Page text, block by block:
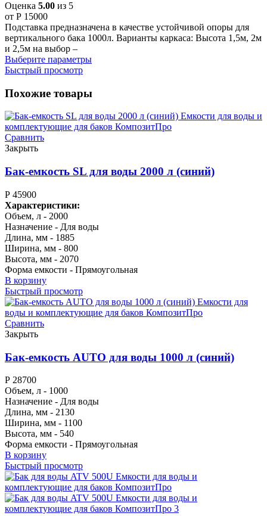
Оценка 5.00 из 5
от Р 15000
Подставка предназначена в качестве устойчивой опоры для
вертикального бака 1000л. Варианты каркаса: Высота 1,5м, 2м
и 2,5м на выбор –
Выберите параметры
Быстрый просмотр
Похожие товары
Сравнить
Закрыть
Бак-емкость SL для воды 2000 л (синий)
Р 45900
Характеристики:
Объем, л - 2000
Назначение - Для воды
Длина, мм - 1885
Ширина, мм - 800
Высота, мм - 2070
Форма емкости - Прямоугольная
В корзину
Быстрый просмотр
Сравнить
Закрыть
Бак-емкость AUTO для воды 1000 л (синий)
Р 28700
Объем, л - 1000
Назначение - Для воды
Длина, мм - 2130
Ширина, мм - 1100
Высота, мм - 540
Форма емкости - Прямоугольная
В корзину
Быстрый просмотр